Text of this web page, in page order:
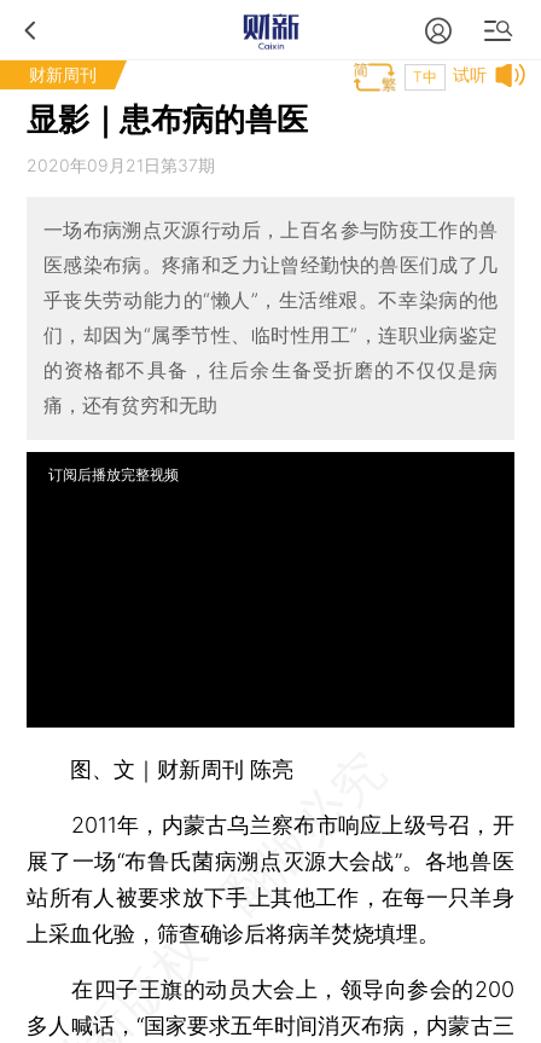
财新周刊 试听
T中
显影｜患布病的兽医
2020年09月21日第37期
一场布病溯点灭源行动后，上百名参与防疫工作的兽
医感染布病。疼痛和乏力让曾经勤快的兽医们成了几
乎丧失劳动能力的“懒人”，生活维艰。不幸染病的他
们，却因为“属季节性、临时性用工”，连职业病鉴定
的资格都不具备，往后余生备受折磨的不仅仅是病
痛，还有贫穷和无助
订阅后播放完整视频
图、文｜财新周刊 陈亮
2011年，内蒙古乌兰察布市响应上级号召，开
展了一场“布鲁氏菌病溯点灭源大会战”。各地兽医
站所有人被要求放下手上其他工作，在每一只羊身
上采血化验，筛查确诊后将病羊焚烧填埋。
在四子王旗的动员大会上，领导向参会的200
多人喊话，“国家要求五年时间消灭布病，内蒙古三